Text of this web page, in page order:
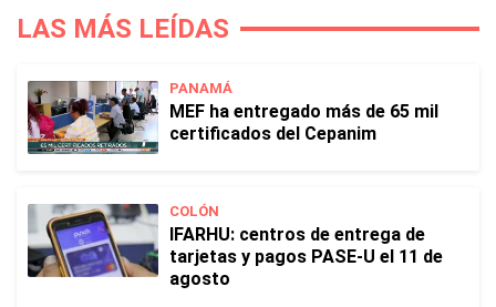
LAS MÁS LEÍDAS
PANAMÁ
MEF ha entregado más de 65 mil
certificados del Cepanim
COLÓN
IFARHU: centros de entrega de
tarjetas y pagos PASE-U el 11 de
agosto